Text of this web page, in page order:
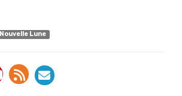
Lune